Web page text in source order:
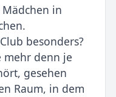
in
besonders?
mehr denn je
gesehen
Raum, in dem